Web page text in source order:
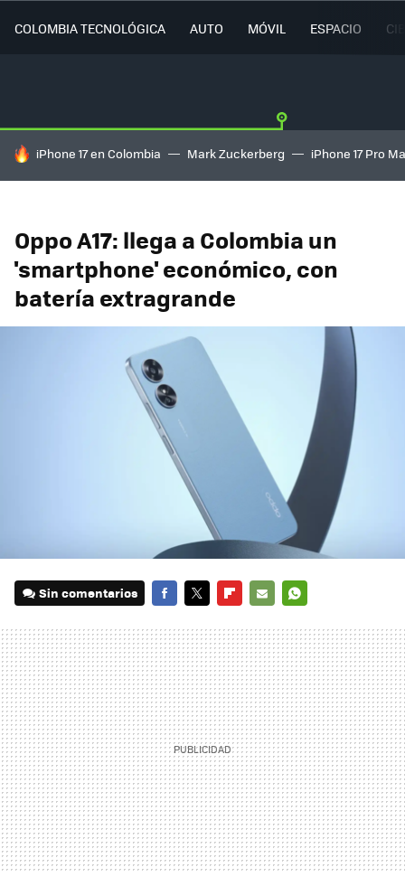
COLOMBIA TECNOLÓGICA AUTO MÓVIL ESPACIO
HOY SE HABLA DE
iPhone 17 en Colombia Mark Zuckerberg iPhone 17 Pro
Oppo A17: llega a Colombia un
'smartphone' económico, con
batería extragrande
Sin comentarios
MAIL